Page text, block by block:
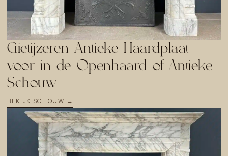
Gietijzeren Antieke Haardplaat
voor in de Openhaard of Antieke
Schouw
BEKIJK SCHOUW →